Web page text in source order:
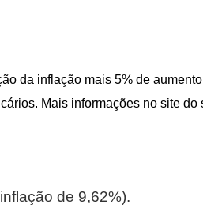
da inflação mais 5% de
Mais informações no site do
de 9,62%).